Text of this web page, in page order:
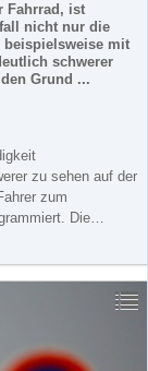
Fahrrad, ist
nicht nur die
beispielsweise mit
schwerer
Grund ...
zu sehen auf der
zum
Die…